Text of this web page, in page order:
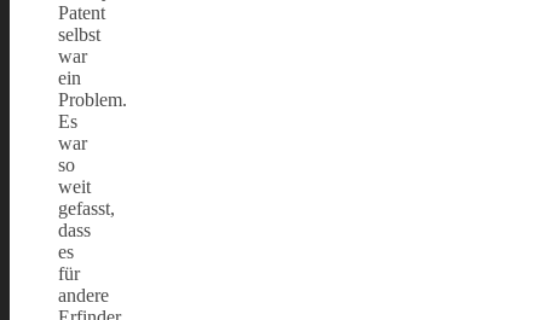
Patent
selbst
war
ein
Problem.
Es
war
so
weit
gefasst,
dass
es
für
andere